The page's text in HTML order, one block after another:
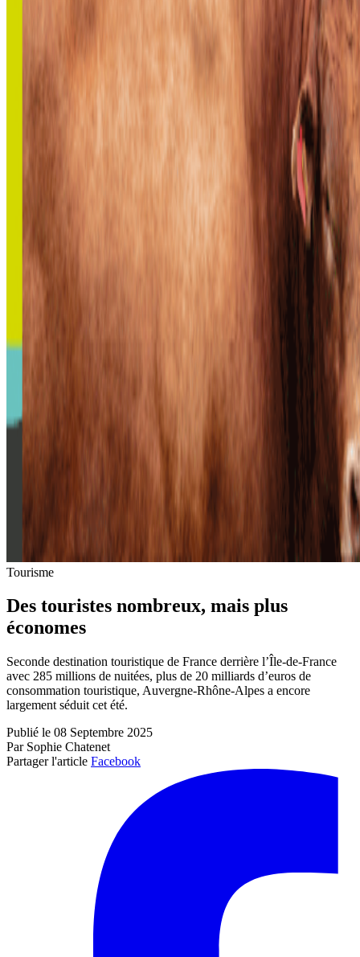
Tourisme
Des touristes nombreux, mais plus
économes
Seconde destination touristique de France derrière l’Île-de-France
avec 285 millions de nuitées, plus de 20 milliards d’euros de
consommation touristique, Auvergne-Rhône-Alpes a encore
largement séduit cet été.
Publié le 08 Septembre 2025
Par Sophie Chatenet
Partager l'article Facebook